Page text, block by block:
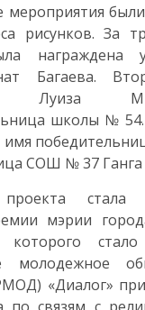
мероприятия
рисунков. За
награждена
Багаева.
Луиза
школы №
СОШ № 37 Ганга
проекта стала
мэрии
которого
молодежное
«Диалог»